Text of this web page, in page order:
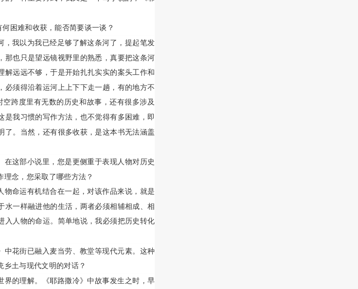
困难和收获，能否简要谈一谈？
我以为我已经足够了解这条河了，提起笔发
那也只是望远镜视野里的熟悉，真要把这条河
远远不够，于是开始扎扎实实的案头工作和
必须得沿着运河上上下下走一趟，有的地方不
跨度里有无数的历史和故事，还有很多涉及
我习惯的写作方法，也不觉得有多困难，即
。当然，还有很多收获，是这本书无法涵盖
这部小说里，您是更侧重于表现人物对历史
念，您采取了哪些方法？
命运有机结合在一起，对该作品来说，就是
一样融进他的生活，两者必须相辅相成、相
入人物的命运。简单地说，我必须把历史转化
花街已融入麦当劳、教堂等现代元素。这种
土与现代文明的对话？
的理解。《耶路撒冷》中故事发生之时，早